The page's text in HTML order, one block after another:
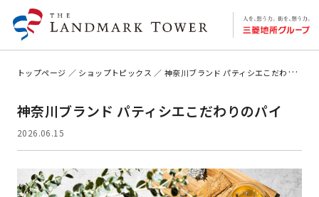
トップページ ショップトピックス 神奈川ブランド パティシエこだわりのパイ
神奈川ブランド パティシエこだわりのパイ
2026.06.15